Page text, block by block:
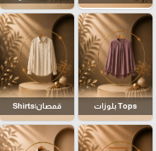
Tops بلوزات قمصان|Shirts